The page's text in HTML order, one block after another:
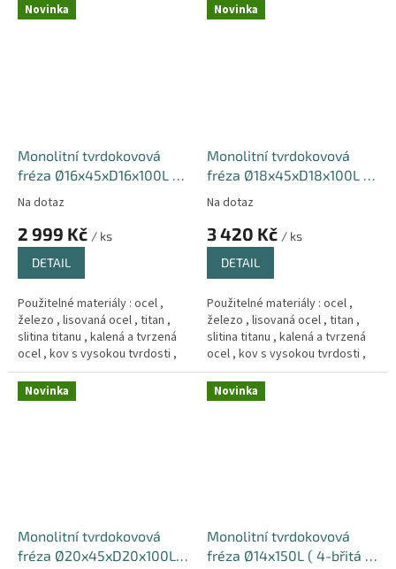
Novinka
Monolitní tvrdokovová
fréza Ø16x45xD16x100L (
Na dotaz
2 999 Kč / ks
DETAIL
Použitelné materiály : ocel ,
železo , lisovaná ocel , titan ,
slitina titanu , kalená a tvrzená
ocel , kov s vysokou tvrdosti ,
Měd´ , litina .
Novinka
Monolitní tvrdokovová
fréza Ø18x45xD18x100L (
Na dotaz
3 420 Kč / ks
DETAIL
Použitelné materiály : ocel ,
železo , lisovaná ocel , titan ,
slitina titanu , kalená a tvrzená
ocel , kov s vysokou tvrdosti ,
Měd´ , litina .
Novinka
Monolitní tvrdokovová
fréza Ø20x45xD20x100L (
Novinka
Monolitní tvrdokovová
fréza Ø14x150L ( 4-břitá )